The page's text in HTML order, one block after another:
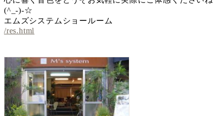
(^_-)-☆
エムズシステムショールーム
/res.html